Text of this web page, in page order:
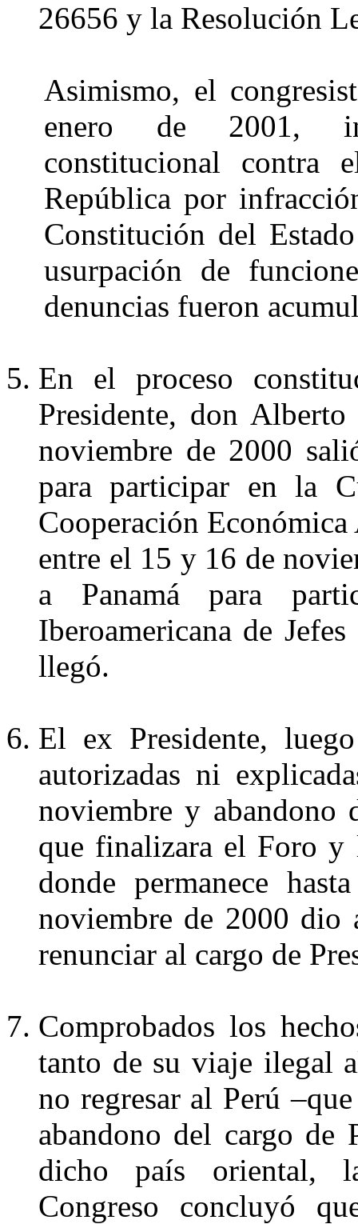
26656 y la Resolución
Asimismo, el
enero de 2001,
constitucional contra
República por
Constitución del
usurpación de
denuncias fueron
En el proceso
Presidente, don
noviembre de 2000
para participar en la
Cooperación
entre el 15 y 16 de
a Panamá para
Iberoamericana de
llegó.
El ex Presidente,
autorizadas ni
noviembre y abandono
que finalizara el Foro y
donde permanece
noviembre de 2000 dio
renunciar al cargo de
Comprobados los
tanto de su viaje ilegal
no regresar al Perú
abandono del cargo de
dicho país oriental,
Congreso concluyó